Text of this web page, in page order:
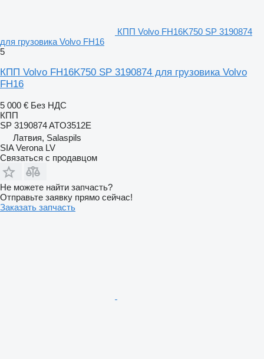
КПП Volvo FH16K750 SP 3190874
для грузовика Volvo FH16
5
КПП Volvo FH16K750 SP 3190874 для грузовика Volvo
FH16
5 000 € Без НДС
КПП
SP 3190874 ATO3512E
Латвия, Salaspils
SIA Verona LV
Связаться с продавцом
Не можете найти запчасть?
Отправьте заявку прямо сейчас!
Заказать запчасть